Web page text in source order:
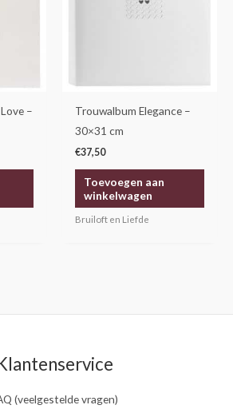
–
Trouwalbum Elegance –
30×31 cm
€37,50
Toevoegen aan
winkelwagen
Bruiloft en Liefde
(veelgestelde vragen)